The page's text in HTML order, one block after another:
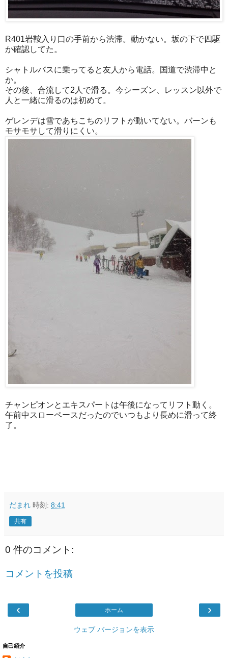
R401岩鞍入り口の手前から渋滞。動かない。坂の下で四駆
か確認してた。
シャトルバスに乗ってると友人から電話。国道で渋滞中と
か。
その後、合流して2人で滑る。今シーズン、レッスン以外で
人と一緒に滑るのは初めて。
ゲレンデは雪であちこちのリフトが動いてない。バーンも
モサモサして滑りにくい。
チャンピオンとエキスパートは午後になってリフト動く。
午前中スローペースだったのでいつもより長めに滑って終
了。
だまれ 時刻: 8:41
共有
0 件のコメント:
コメントを投稿
‹ ›
ホーム
ウェブ バージョンを表示
自己紹介